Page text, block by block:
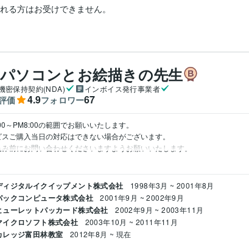
る方はお受けできません。
ソコンとお絵描きの先生
密保持契約(NDA) インボイス発行事業者
価 4.9フォロワー67
～PM8:00の範囲でお願いいたします。
ご購入当日の対応はできない場合がございます。
ィジタルイクイップメント株式会社 1998年3月 ~ 2001年8月
ックコンピュータ株式会社 2001年9月 ~ 2002年9月
ューレットパッカード株式会社 2002年9月 ~ 2003年11月
イクロソフト株式会社 2003年10月 ~ 2011年11月
レッジ富田林教室 2012年8月 ~ 現在